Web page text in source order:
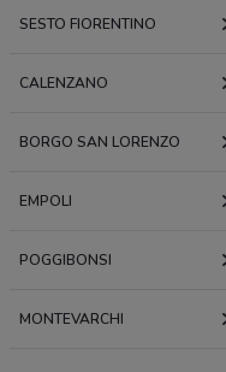
SESTO FIORENTINO
CALENZANO
BORGO SAN LORENZO
EMPOLI
POGGIBONSI
MONTEVARCHI